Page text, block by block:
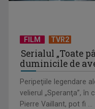
FILM TVR2
Serialul „Toate
duminicile de
Peripeţiile legendare
velierul „Speranţa”,
Pierre Vaillant, pot fi ...